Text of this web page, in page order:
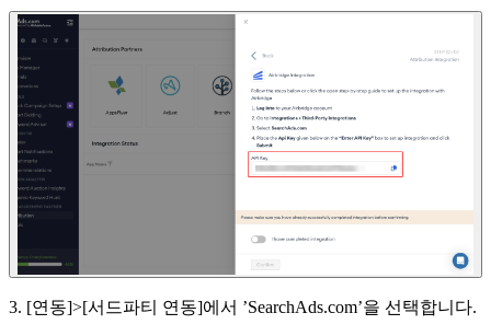
3. [연동]>[서드파티 연동]에서 ’SearchAds.com’을 선택합니다.